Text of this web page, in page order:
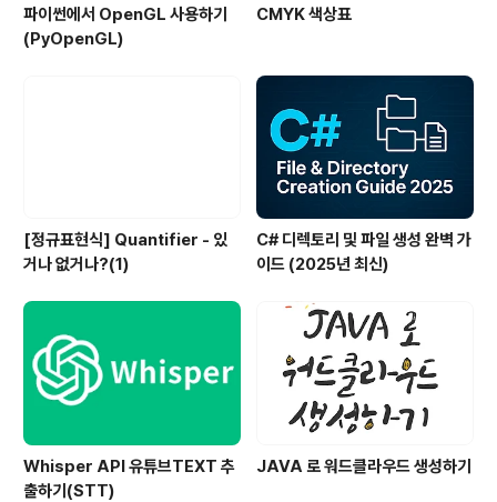
파이썬에서 OpenGL 사용하기
(PyOpenGL)
CMYK 색상표
[정규표현식] Quantifier - 있
거나 없거나?(1)
C# 디렉토리 및 파일 생성 완벽 가
이드 (2025년 최신)
Whisper API 유튜브TEXT 추
출하기(STT)
JAVA 로 워드클라우드 생성하기